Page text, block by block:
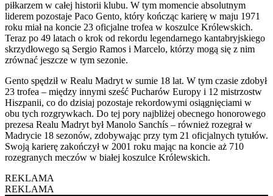
piłkarzem w całej historii klubu. W tym momencie absolutnym
liderem pozostaje Paco Gento, który kończąc karierę w maju 1971
roku miał na koncie 23 oficjalne trofea w koszulce Królewskich.
Teraz po 49 latach o krok od rekordu legendarnego kantabryjskiego
skrzydłowego są Sergio Ramos i Marcelo, którzy mogą się z nim
zrównać jeszcze w tym sezonie.
Gento spędził w Realu Madryt w sumie 18 lat. W tym czasie zdobył
23 trofea – między innymi sześć Pucharów Europy i 12 mistrzostw
Hiszpanii, co do dzisiaj pozostaje rekordowymi osiągnięciami w
obu tych rozgrywkach. Do tej pory najbliżej obecnego honorowego
prezesa Realu Madryt był Manolo Sanchís – również rozegrał w
Madrycie 18 sezonów, zdobywając przy tym 21 oficjalnych tytułów.
Swoją karierę zakończył w 2001 roku mając na koncie aż 710
rozegranych meczów w białej koszulce Królewskich.
REKLAMA
REKLAMA